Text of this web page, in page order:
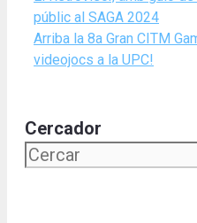
públic al SAGA 2024
Arriba la 8a Gran CITM
videojocs a la UPC!
Cercador